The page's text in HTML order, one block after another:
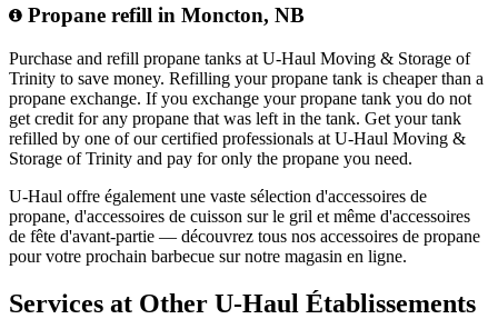
Propane refill in Moncton, NB
Purchase and refill propane tanks at U-Haul Moving & Storage of
Trinity to save money. Refilling your propane tank is cheaper than a
propane exchange. If you exchange your propane tank you do not
get credit for any propane that was left in the tank. Get your tank
refilled by one of our certified professionals at U-Haul Moving &
Storage of Trinity and pay for only the propane you need.
U-Haul offre également une vaste sélection d'accessoires de
propane, d'accessoires de cuisson sur le gril et même d'accessoires
de fête d'avant-partie — découvrez tous nos accessoires de propane
pour votre prochain barbecue sur notre magasin en ligne.
Services at Other U-Haul Établissements